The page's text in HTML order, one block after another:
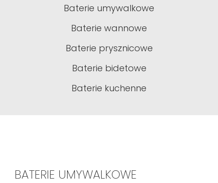
Baterie umywalkowe
Baterie wannowe
Baterie prysznicowe
Baterie bidetowe
Baterie kuchenne
BATERIE UMYWALKOWE